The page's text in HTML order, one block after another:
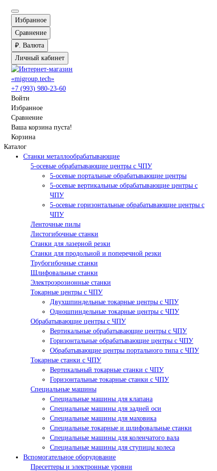
Избранное
Сравнение
₽. Валюта
Личный кабинет
+7 (993) 980-23-60
Войти
Избранное
Сравнение
Ваша корзина пуста!
Корзина
Каталог
Станки металлообрабатывающие
5-осевые обрабатывающие центры с ЧПУ
5-осевые портальные обрабатывающие центры
5-осевые вертикальные обрабатывающие центры с
ЧПУ
5-осевые горизонтальные обрабатывающие центры с
ЧПУ
Ленточные пилы
Листогибочные станки
Станки для лазерной резки
Станки для продольной и поперечной резки
Трубогибочные станки
Шлифовальные станки
Электроэрозионные станки
Токарные центры с ЧПУ
Двухшпиндельные токарные центры с ЧПУ
Одношпиндельные токарные центры с ЧПУ
Обрабатывающие центры с ЧПУ
Вертикальные обрабатывающие центры с ЧПУ
Горизонтальные обрабатывающие центры с ЧПУ
Обрабатывающие центры портального типа с ЧПУ
Токарные станки с ЧПУ
Вертикальный токарные станки с ЧПУ
Горизонтальные токарные станки с ЧПУ
Специальные машины
Специальные машины для клапана
Специальные машины для задней оси
Специальные машины для маховика
Специальные токарные и шлифовальные станки
Специальные машины для коленчатого вала
Специальные машины для ступицы колеса
Вспомогательное оборудование
Пресеттеры и электронные уровни